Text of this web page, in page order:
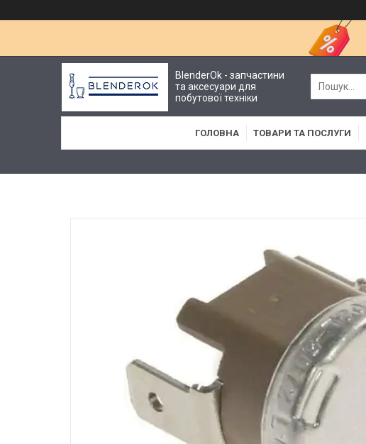
BlenderOk - запчастини
та аксесуари для
побутової техніки
ГОЛОВНА ТОВАРИ ТА ПОСЛУГИ